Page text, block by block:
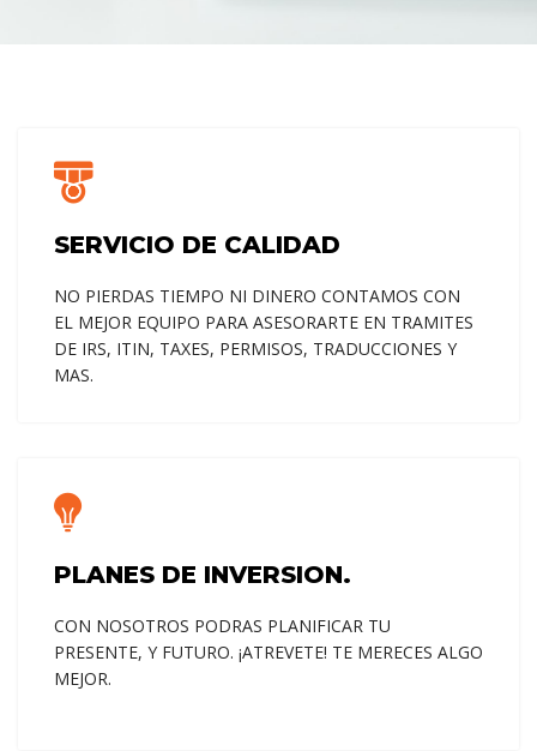
¿TIENE QUE PRESENTAR
SERVICIO DE CALIDAD
NO PIERDAS TIEMPO NI DINERO CONTAMOS CON
EL MEJOR EQUIPO PARA ASESORARTE EN TRAMITES
DE IRS, ITIN, TAXES, PERMISOS, TRADUCCIONES Y
MAS.
PLANES DE INVERSION.
CON NOSOTROS PODRAS PLANIFICAR TU
PRESENTE, Y FUTURO. ¡ATREVETE! TE MERECES ALGO
MEJOR.